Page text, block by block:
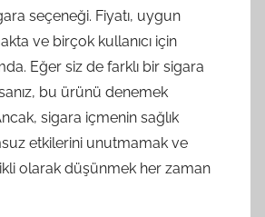
seçeneği. Fiyatı, uygun
ve birçok kullanıcı için
Eğer siz de farklı bir sigara
bu ürünü denemek
sigara içmenin sağlık
etkilerini unutmamak ve
olarak düşünmek her zaman